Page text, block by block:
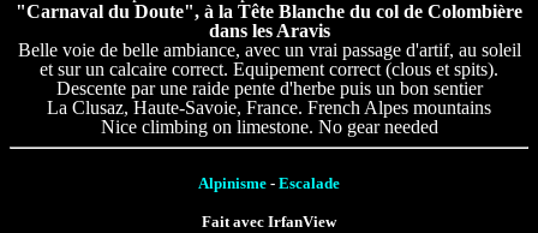
"Carnaval du Doute", à la Tête Blanche du col de Colombière
dans les Aravis
Belle voie de belle ambiance, avec un vrai passage d'artif, au soleil
et sur un calcaire correct. Equipement correct (clous et spits).
Descente par une raide pente d'herbe puis un bon sentier
La Clusaz, Haute-Savoie, France. French Alpes mountains
Nice climbing on limestone. No gear needed
Alpinisme - Escalade
Fait avec IrfanView